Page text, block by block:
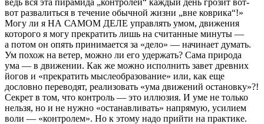
вот развалиться в течение обычной жизни „вне коврика“!»
Могу ли я НА САМОМ ДЕЛЕ управлять умом, движения
которого я могу прекратить лишь на считанные минуты —
а потом он опять принимается за «дело» — начинает думать.
Ум похож на ветер, можно ли его удержать? Сама природа
ума — в движении. Как же можно исполнить завет древних
йогов и «прекратить мыслеобразование» или, как еще
дословно переводят, реализовать «ума движений остановку»?!
Секрет в том, что контроль — это иллюзия. И уме не только
нельзя, но и не нужно «останавливать» напрямую, усилием
воли — «контролем». Но к этому надо прийти на практике.